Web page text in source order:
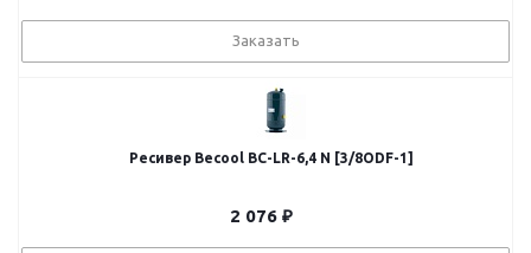
Заказать
Ресивер Becool BC-LR-6,4 N [3/8ODF-1]
2 076 ₽